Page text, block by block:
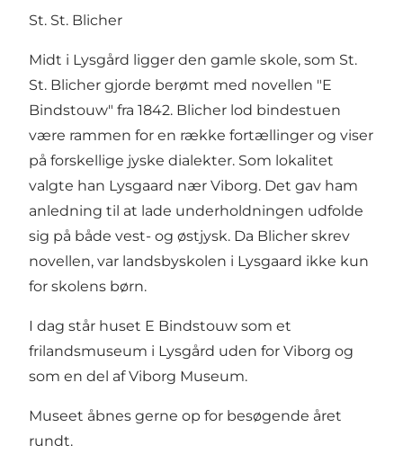
St. St. Blicher
Midt i Lysgård ligger den gamle skole, som St.
St. Blicher gjorde berømt med novellen "E
Bindstouw" fra 1842. Blicher lod bindestuen
være rammen for en række fortællinger og viser
på forskellige jyske dialekter. Som lokalitet
valgte han Lysgaard nær Viborg. Det gav ham
anledning til at lade underholdningen udfolde
sig på både vest- og østjysk. Da Blicher skrev
novellen, var landsbyskolen i Lysgaard ikke kun
for skolens børn.
I dag står huset E Bindstouw som et
frilandsmuseum i Lysgård uden for Viborg og
som en del af Viborg Museum.
Museet åbnes gerne op for besøgende året
rundt.